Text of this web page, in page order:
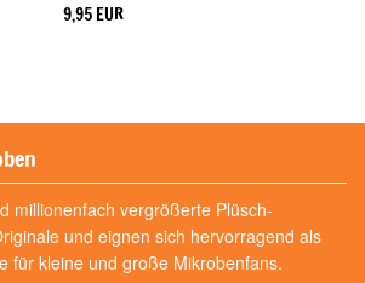
9,95 EUR
millionenfach vergrößerte Plüsch-
und eignen sich hervorragend als
für kleine und große Mikrobenfans.